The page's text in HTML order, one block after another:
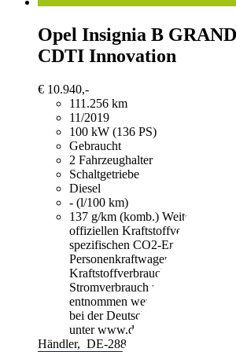
Opel Insignia B GRAND
CDTI Innovation
€ 10.940,-
111.256 km
11/2019
100 kW (136 PS)
Gebraucht
2 Fahrzeughalter
Schaltgetriebe
Diesel
- (l/100 km)
137 g/km (komb.) Weitere
offiziellen Kraftstoffverbrauch
spezifischen CO2-Emissionen
Personenkraftwagen können
Kraftstoffverbrauch, die CO2-
Stromverbrauch neuer
entnommen werden, der an allen
bei der Deutschen Automobil
unter www.dat.de unentgeltlich
Händler, DE-28816 Stuhr